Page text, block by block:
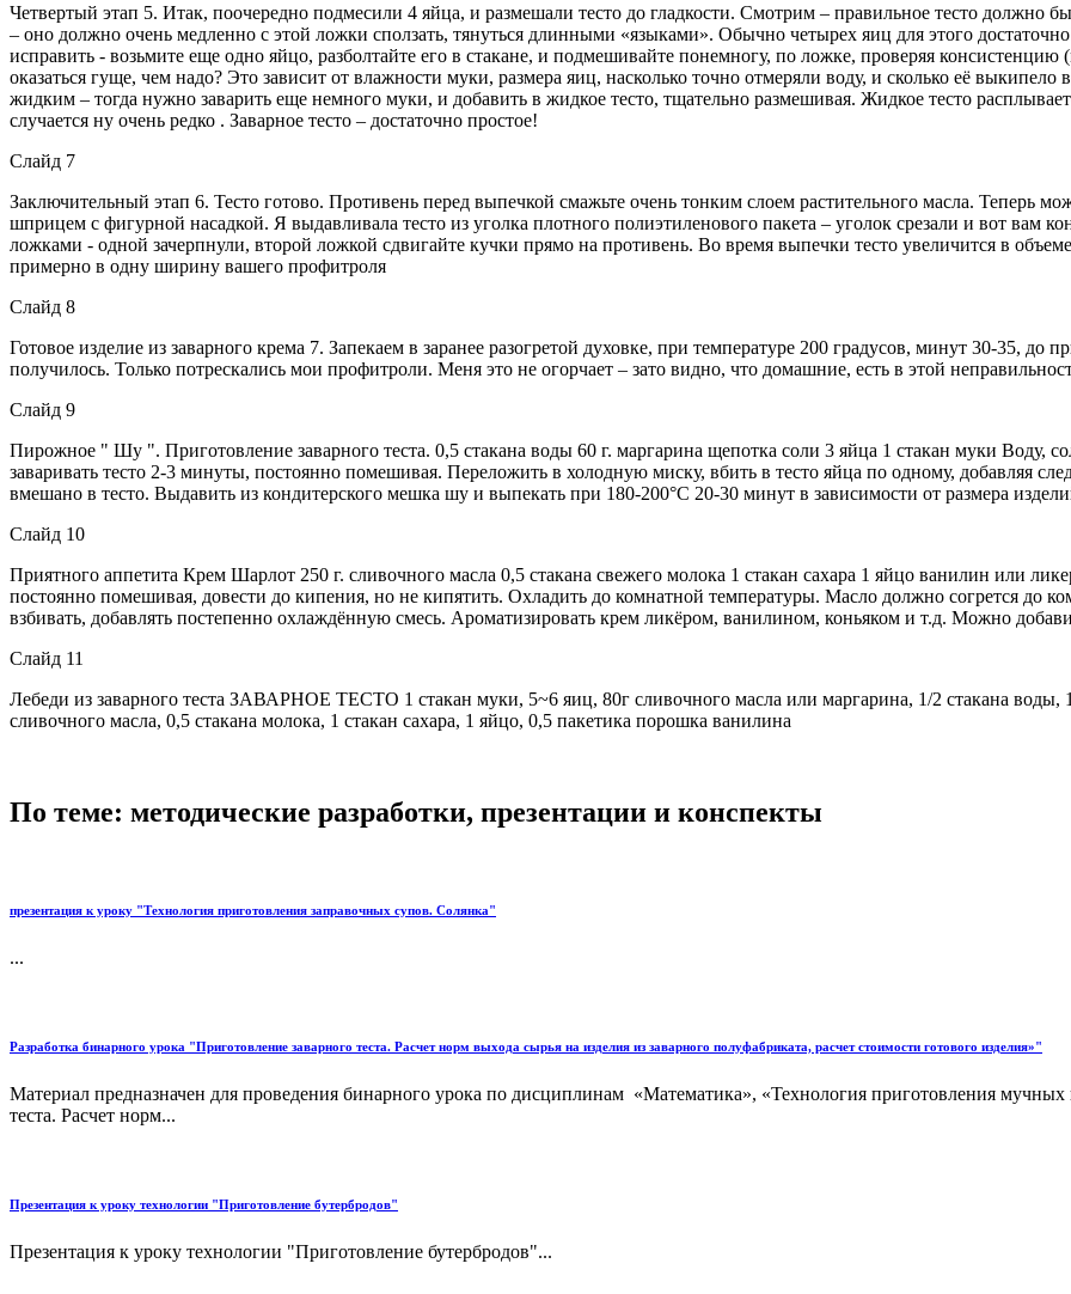
Четвертый этап 5. Итак, поочередно подмесили 4 яйца, и размешали тесто до гладкости. Смотрим – правильное тесто должно
– оно должно очень медленно с этой ложки сползать, тянуться длинными «языками». Обычно четырех яиц для этого
исправить - возьмите еще одно яйцо, разболтайте его в стакане, и подмешивайте понемногу, по ложке, проверяя
оказаться гуще, чем надо? Это зависит от влажности муки, размера яиц, насколько точно отмеряли воду, и сколько её
жидким – тогда нужно заварить еще немного муки, и добавить в жидкое тесто, тщательно размешивая. Жидкое тесто
случается ну очень редко . Заварное тесто – достаточно простое!
Слайд 7
Заключительный этап 6. Тесто готово. Противень перед выпечкой смажьте очень тонким слоем растительного масла. Теперь
шприцем с фигурной насадкой. Я выдавливала тесто из уголка плотного полиэтиленового пакета – уголок срезали и вот
ложками - одной зачерпнули, второй ложкой сдвигайте кучки прямо на противень. Во время выпечки тесто увеличится в
примерно в одну ширину вашего профитроля
Слайд 8
Готовое изделие из заварного крема 7. Запекаем в заранее разогретой духовке, при температуре 200 градусов, минут 30-35,
получилось. Только потрескались мои профитроли. Меня это не огорчает – зато видно, что домашние, есть в этой
Слайд 9
Пирожное " Шу ". Приготовление заварного теста. 0,5 стакана воды 60 г. маргарина щепотка соли 3 яйца 1 стакан муки Воду,
заваривать тесто 2-3 минуты, постоянно помешивая. Переложить в холодную миску, вбить в тесто яйца по одному, добавляя
вмешано в тесто. Выдавить из кондитерского мешка шу и выпекать при 180-200°C 20-30 минут в зависимости от размера
Слайд 10
Приятного аппетита Крем Шарлот 250 г. сливочного масла 0,5 стакана свежего молока 1 стакан сахара 1 яйцо ванилин или
постоянно помешивая, довести до кипения, но не кипятить. Охладить до комнатной температуры. Масло должно согрется до
взбивать, добавлять постепенно охлаждённую смесь. Ароматизировать крем ликёром, ванилином, коньяком и т.д. Можно
Слайд 11
Лебеди из заварного теста ЗАВАРНОЕ ТЕСТО 1 стакан муки, 5~6 яиц, 80г сливочного масла или маргарина, 1/2 стакана
сливочного масла, 0,5 стакана молока, 1 стакан сахара, 1 яйцо, 0,5 пакетика порошка ванилина
По теме: методические разработки, презентации и конспекты
презентация к уроку "Технология приготовления заправочных супов. Солянка"
...
Разработка бинарного урока "Приготовление заварного теста. Расчет норм выхода сырья на изделия из заварного полуфабриката, расчет стоимости готового изделия»"
Материал предназначен для проведения бинарного урока по дисциплинам «Математика», «Технология приготовления
теста. Расчет норм...
Презентация к уроку технологии "Приготовление бутербродов"
Презентация к уроку технологии "Приготовление бутербродов"...